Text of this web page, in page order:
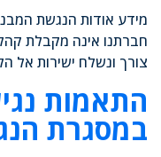
מידע אודות הנגשת
חברתנו אינה מקבלת
צורך ונשלח ישירות אל
התאמות
במסגרת